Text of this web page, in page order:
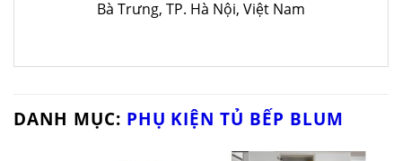
Bà Trưng, TP. Hà Nội, Việt Nam
DANH MỤC: PHỤ KIỆN TỦ BẾP BLUM